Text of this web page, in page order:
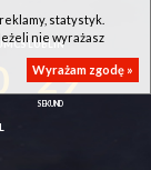
LUBLIN
29
statystyk.
nie wyrażasz
Wyrażam zgodę »